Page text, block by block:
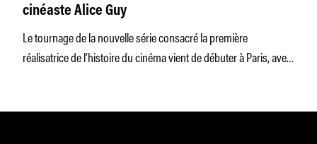
cinéaste Alice Guy
Le tournage de la nouvelle série consacré la première
réalisatrice de l’histoire du cinéma vient de débuter à Paris, avec